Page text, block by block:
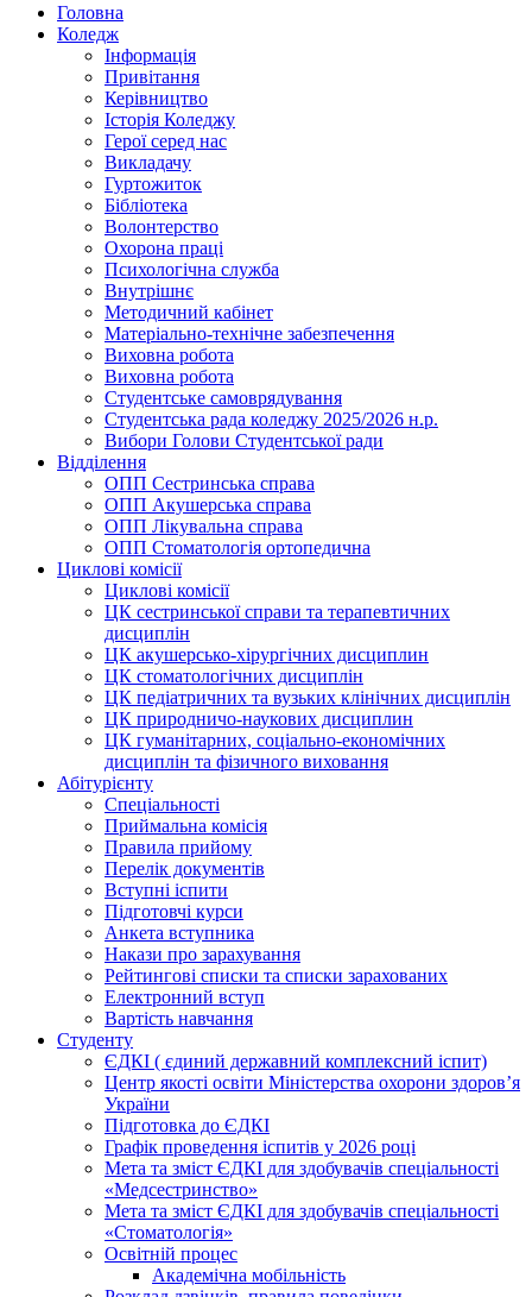
Головна
Коледж
Інформація
Привітання
Керівництво
Історія Коледжу
Герої серед нас
Викладачу
Гуртожиток
Бібліотека
Волонтерство
Охорона праці
Психологічна служба
Внутрішнє
Методичний кабінет
Матеріально-технічне забезпечення
Виховна робота
Виховна робота
Студентське самоврядування
Студентська рада коледжу 2025/2026 н.р.
Вибори Голови Студентської ради
Відділення
ОПП Сестринська справа
ОПП Акушерська справа
ОПП Лікувальна справа
ОПП Стоматологія ортопедична
Циклові комісії
Циклові комісії
ЦК сестринської справи та терапевтичних
дисциплін
ЦК акушерсько-хірургічних дисциплин
ЦК стоматологічних дисциплін
ЦК педіатричних та вузьких клінічних дисциплін
ЦК природничо-наукових дисциплин
ЦК гуманітарних, соціально-економічних
дисциплін та фізичного виховання
Абітурієнту
Спеціальності
Приймальна комісія
Правила прийому
Перелік документів
Вступні іспити
Підготовчі курси
Анкета вступника
Накази про зарахування
Рейтингові списки та списки зарахованих
Електронний вступ
Вартість навчання
Студенту
ЄДКІ ( єдиний державний комплексний іспит)
Центр якості освіти Міністерства охорони здоровʼя
України
Підготовка до ЄДКІ
Графік проведення іспитів у 2026 році
Мета та зміст ЄДКІ для здобувачів спеціальності
«Медсестринство»
Мета та зміст ЄДКІ для здобувачів спеціальності
«Стоматологія»
Освітній процес
Академічна мобільність